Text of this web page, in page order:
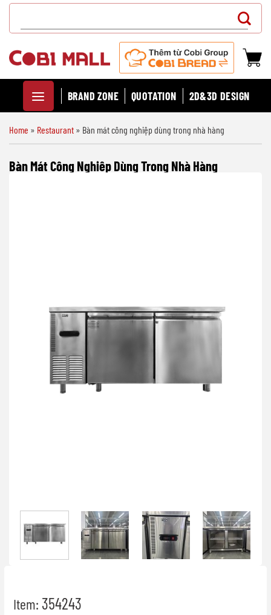
Chuyển
dung
for:
BRAND ZONE QUOTATION 2D&3D DESIGN
Home » Restaurant » Bàn mát công nghiệp dùng trong nhà hàng
Bàn Mát Công Nghiệp Dùng Trong Nhà Hàng
Item: 354243